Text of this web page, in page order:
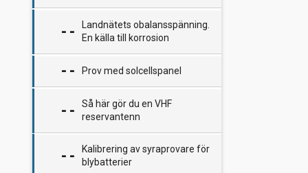
Landnätets obalansspänning.
En källa till korrosion
Prov med solcellspanel
Så här gör du en VHF
reservantenn
Kalibrering av syraprovare för
blybatterier